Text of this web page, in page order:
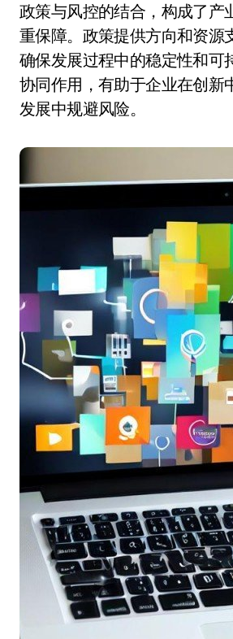
政策与风控的结合，构成了产
重保障。政策提供方向和资源
确保发展过程中的稳定性和可
协同作用，有助于企业在创新
发展中规避风险。